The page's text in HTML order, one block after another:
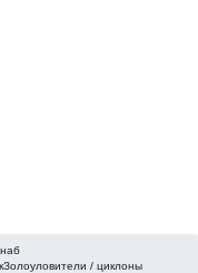
Золоуловители / циклоны